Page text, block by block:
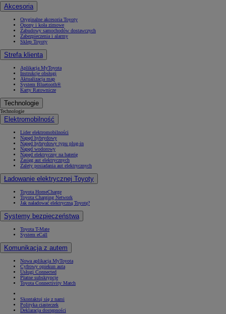
Akcesoria
Oryginalne akcesoria Toyoty
Opony i koła zimowe
Zabudowy samochodów dostawczych
Zabezpieczenia i alarmy
Sklep Toyoty
Strefa klienta
Aplikacja MyToyota
Instrukcje obsługi
Aktualizacja map
System Bluetooth®
Karty Ratownicze
Technologie
Technologie
Elektromobilność
Lider elektromobilności
Napęd hybrydowy
Napęd hybrydowy typu plug-in
Napęd wodorowy
Napęd elektryczny na baterię
Zasięg aut elektrycznych
Zalety posiadania aut elektrycznych
Ładowanie elektrycznej Toyoty
Toyota HomeCharge
Toyota Charging Network
Jak naładować elektryczną Toyotę?
Systemy bezpieczeństwa
Toyota T-Mate
System eCall
Komunikacja z autem
Nowa aplikacja MyToyota
Cyfrowy opiekun auta
Usługi Connected
Płatne subskrypcje
Toyota Connectivity Match
Skontaktuj się z nami
Polityka ciasteczek
Deklaracja dostępności